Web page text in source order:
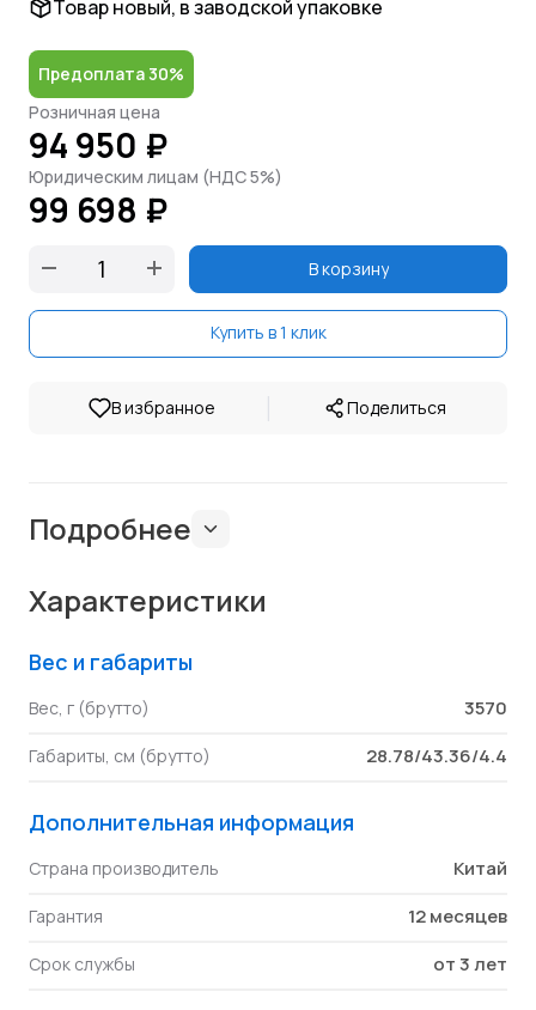
Товар новый, в заводской упаковке
Предоплата 30%
Розничная цена
94 950 ₽
Юридическим лицам (НДС 5%)
99 698 ₽
В корзину
Купить в 1 клик
В избранное | Поделиться
Подробнее
Характеристики
Вес и габариты
Вес, г (брутто) 3570
Габариты, см (брутто) 28.78/43.36/4.4
Дополнительная информация
Страна производитель Китай
Гарантия 12 месяцев
Срок службы от 3 лет